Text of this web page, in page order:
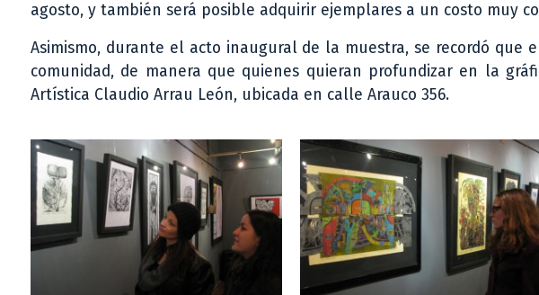
agosto, y también será posible adquirir ejemplares a un costo muy
Asimismo, durante el acto inaugural de la muestra, se recordó que
comunidad, de manera que quienes quieran profundizar en la
Artística Claudio Arrau León, ubicada en calle Arauco 356.